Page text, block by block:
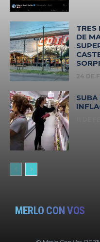
TRES
DE
24 DE
SUBA
MERLO CON VOS